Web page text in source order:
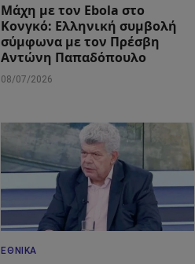
Μάχη με τον Ebola στο
Κονγκό: Ελληνική συμβολή
σύμφωνα με τον Πρέσβη
Αντώνη Παπαδόπουλο
08/07/2026
ΕΘΝΙΚΆ